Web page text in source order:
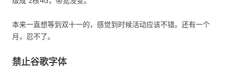
本来一直想等到双十一的，感觉到时候活动应该不错。还有一个
月，忍不了。
禁止谷歌字体